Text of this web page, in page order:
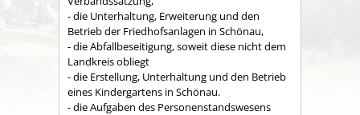
- die Unterhaltung, Erweiterung und den
Betrieb der Friedhofsanlagen in Schönau,
- die Abfallbeseitigung, soweit diese nicht dem
Land­kreis obliegt
- die Erstellung, Unterhaltung und den Betrieb
eines Kindergartens in Schönau.
- die Aufgaben des Personenstandswesens